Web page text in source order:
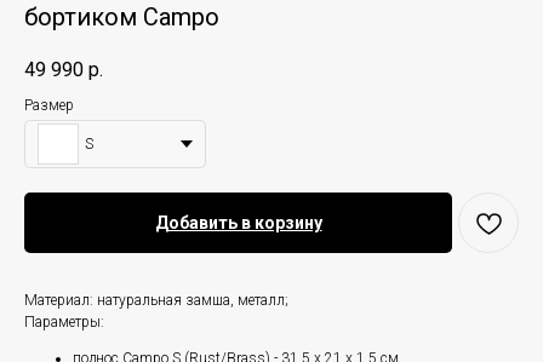
бортиком Campo
49 990 р.
Размер
S
Добавить в корзину
Материал: натуральная замша, металл;
Параметры: